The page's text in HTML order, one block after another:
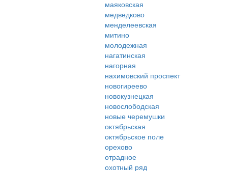
маяковская
медведково
менделеевская
митино
молодежная
нагатинская
нагорная
нахимовский проспект
новогиреево
новокузнецкая
новослободская
новые черемушки
октябрьская
октябрьское поле
орехово
отрадное
охотный ряд